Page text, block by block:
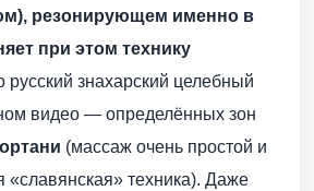
резонирующем именно в
при этом технику
русский знахарский целебный
видео — определённых зон
(массаж очень простой и
«славянская» техника). Даже